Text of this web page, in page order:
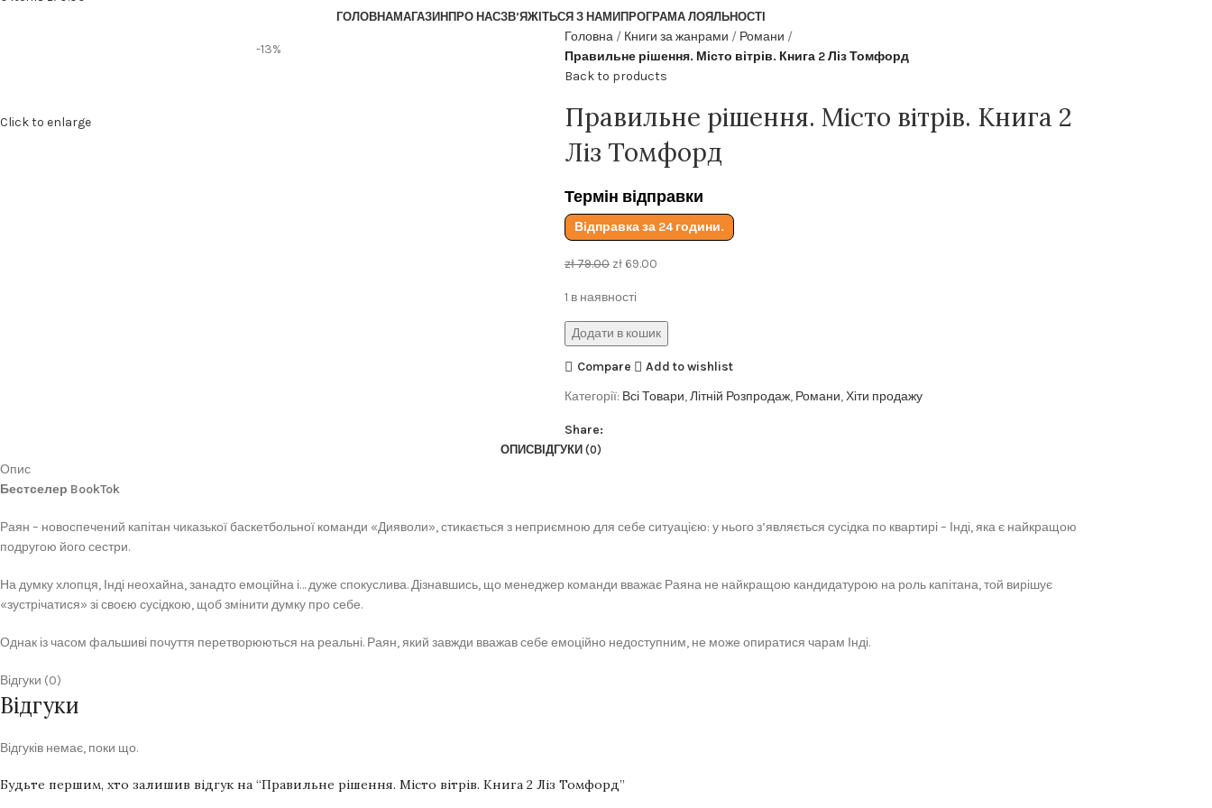
ГОЛОВНАМАГАЗИН ПРО НАСЗВ’ЯЖІТЬСЯ З НАМИ ПРОГРАМА ЛОЯЛЬНОСТІ
-13%
Click to enlarge
Головна Книги за жанрами
Романи
Правильне рішення. Місто вітрів. Книга 2 Ліз Томфорд
Back to products
Правильне рішення. Місто вітрів. Книга 2
Ліз Томфорд
Термін відправки
Відправка за 24 години.
zł79.00 zł69.00
1 в наявності
Додати в кошик
Compare
Add to wishlist
Категорії: Всі Товари,Літній Розпродаж, Романи,Хіти продажу
Share:
ОПИСВІДГУКИ (0)
Опис
Бестселер BookTok
Раян – новоспечений капітан чиказької баскетбольної команди «Дияволи», стикається з неприємною для себе ситуацією: у нього з’являється сусідка по квартирі – Інді, яка є найкращою
подругою його сестри.
На думку хлопця, Інді неохайна, занадто емоційна і… дуже спокуслива. Дізнавшись, що менеджер команди вважає Раяна не найкращою кандидатурою на роль капітана, той вирішує
«зустрічатися» зі своєю сусідкою, щоб змінити думку про себе.
Однак із часом фальшиві почуття перетворюються на реальні. Раян, який завжди вважав себе емоційно недоступним, не може опиратися чарам Інді.
Відгуки (0)
Відгуки
Відгуків немає, поки що.
Будьте першим, хто залишив відгук на “Правильне рішення. Місто вітрів. Книга 2 Ліз Томфорд”